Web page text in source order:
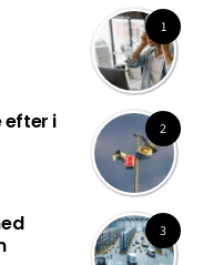
1
2
efter i
3